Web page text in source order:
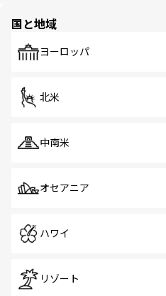
で、ホーカーズは地元
国と地域
ヨーロッパ
北米
中南米
オセアニア
ハワイ
リゾート